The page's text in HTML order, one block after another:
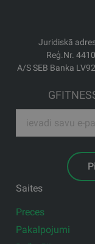
Juridiskā
Reģ.Nr.
A/S SEB Banka
Saites
Preces
Pakalpojumi